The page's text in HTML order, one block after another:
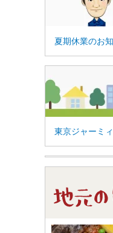
夏期休業のお
東京ジャーミ